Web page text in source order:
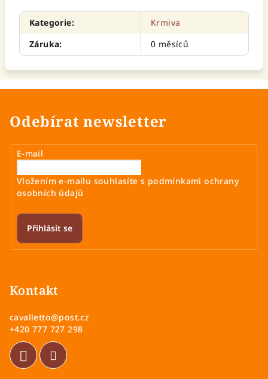
Kategorie:
Krmiva
Záruka: 0 měsíců
Odebírat newsletter
E-mail
Vložením e-mailu souhlasíte s podmínkami ochrany
osobních údajů
Přihlásit se
Kontakt
cavalletto@post.cz
+420 777 727 298